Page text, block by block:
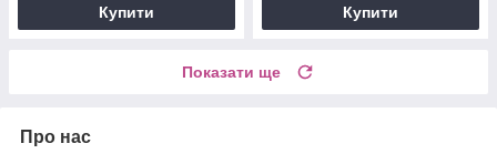
Купити Купити
Показати ще
Про нас